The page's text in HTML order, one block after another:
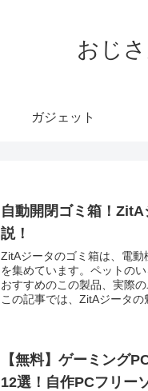
おじ
ガジェット
自動開閉ゴミ箱！
説！
ZitAジータのゴミ箱は、電
を集めています。ペットの
おすすめのこの製品、実際
この記事では、ZitAジータの
【無料】ゲーミング
12選！自作PCフリー